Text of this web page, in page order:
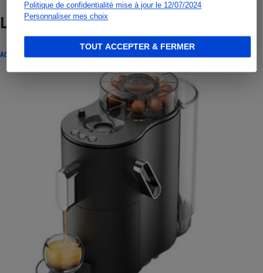
Politique de confidentialité mise à jour le 12/07/2024
Personnaliser mes choix
TOUT ACCEPTER & FERMER
Lire aussi
ACTUALITÉ